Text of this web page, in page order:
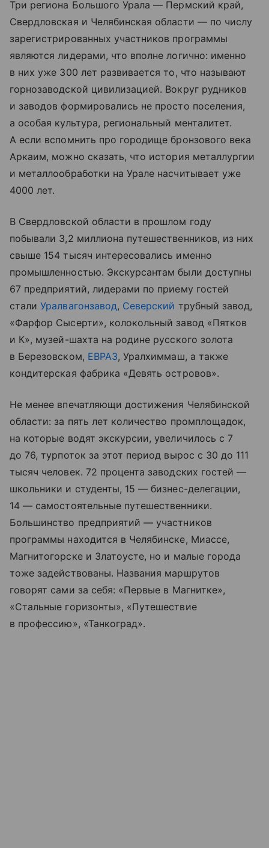
Три региона Большого Урала — Пермский край,
Свердловская и Челябинская области — по числу
зарегистрированных участников программы
являются лидерами, что вполне логично: именно
в них уже 300 лет развивается то, что называют
горнозаводской цивилизацией. Вокруг рудников
и заводов формировались не просто поселения,
а особая культура, региональный менталитет.
А если вспомнить про городище бронзового века
Аркаим, можно сказать, что история металлургии
и металлообработки на Урале насчитывает уже
4000 лет.
В Свердловской области в прошлом году
побывали 3,2 миллиона путешественников, из них
свыше 154 тысяч интересовались именно
промышленностью. Экскурсантам были доступны
67 предприятий, лидерами по приему гостей
сталиУралвагонзавод, Северский трубный завод,
«Фарфор Сысерти», колокольный завод «Пятков
и К», музей-шахта на родине русского золота
в Березовском, ЕВРАЗ, Уралхиммаш, а также
кондитерская фабрика «Девять островов».
Не менее впечатляющи достижения Челябинской
области: за пять лет количество промплощадок,
на которые водят экскурсии, увеличилось с 7
до 76, турпоток за этот период вырос с 30 до 111
тысяч человек. 72 процента заводских гостей —
школьники и студенты, 15 — бизнес-делегации,
14 — самостоятельные путешественники.
Большинство предприятий — участников
программы находится в Челябинске, Миассе,
Магнитогорске и Златоусте, но и малые города
тоже задействованы. Названия маршрутов
говорят сами за себя: «Первые в Магнитке»,
«Стальные горизонты», «Путешествие
в профессию», «Танкоград».